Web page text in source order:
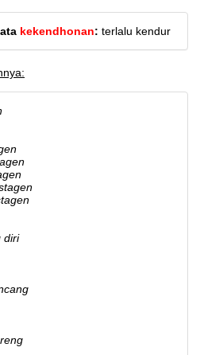
kekendhonan: terlalu kendur
diri